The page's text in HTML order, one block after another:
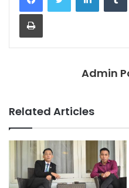
Print
Admin
Related Articles